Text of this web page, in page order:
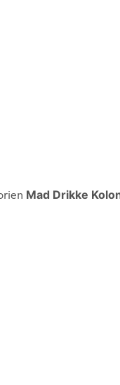
Mad Drikke